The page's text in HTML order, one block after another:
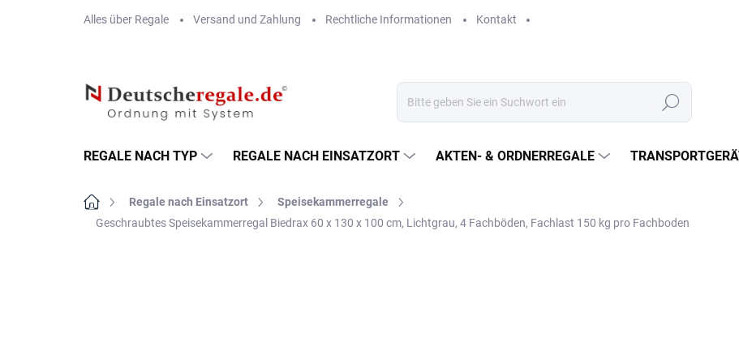
Alles über Regale Versand und Zahlung Rechtliche Informationen Kontakt
Suchen
REGALE NACH TYP REGALE NACH EINSATZORT AKTEN- & ORDNERREGALE
StartseiteRegale nach Einsatzort
Speisekammerregale
Geschraubtes Speisekammerregal Biedrax 60 x 130 x 100 cm, Lichtgrau, 4 Fachböden, Fachlast 150 kg pro Fachboden